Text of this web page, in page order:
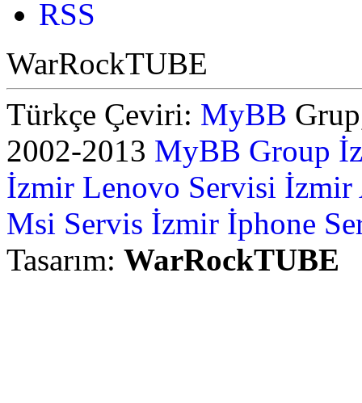
RSS
WarRockTUBE
Türkçe Çeviri: MyBB
2002-2013 MyBB Group
İzmir Lenovo Servisi İzmir
Msi Servis İzmir İphone
Tasarım: WarRockTUBE